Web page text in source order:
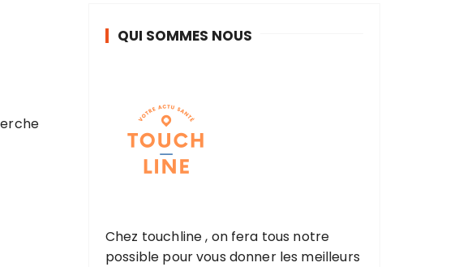
QUI SOMMES NOUS
Chez touchline , on fera tous notre
possible pour vous donner les meilleurs